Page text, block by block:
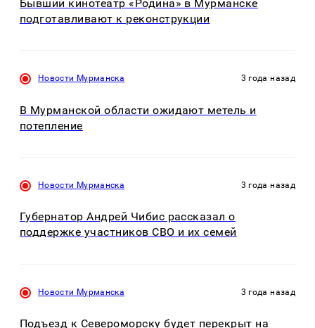
Бывший кинотеатр «Родина» в Мурманске
подготавливают к реконструкции
Новости Мурманска 3 года назад
В Мурманской области ожидают метель и
потепление
Новости Мурманска 3 года назад
Губернатор Андрей Чибис рассказал о
поддержке участников СВО и их семей
Новости Мурманска 3 года назад
Подъезд к Североморску будет перекрыт на